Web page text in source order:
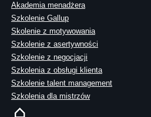
Akademia menadżera
Szkolenie Gallup
Skolenie z motywowania
Szkolenie z asertywności
Szkolenie z negocjacji
Szkolenia z obsługi klienta
Szkolenie talent management
Szkolenia dla mistrzów